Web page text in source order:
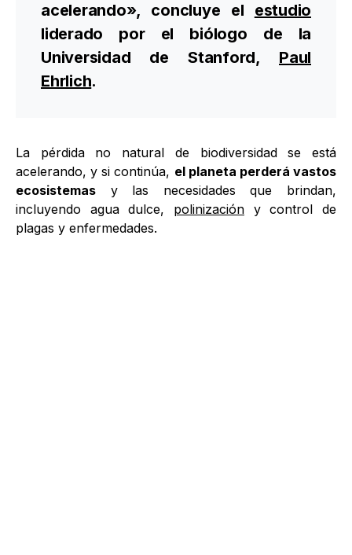
acelerando», concluye el estudio
liderado por el biólogo de la
Universidad de Stanford, Paul
Ehrlich.
La pérdida no natural de biodiversidad se está
acelerando, y si continúa, el planeta perderá vastos
ecosistemas y las necesidades que brindan,
incluyendo agua dulce, polinización y control de
plagas y enfermedades.